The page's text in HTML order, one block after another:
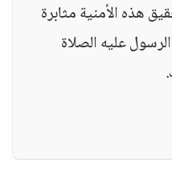
هذه الأمنية مثابرة
عليه الصلاة